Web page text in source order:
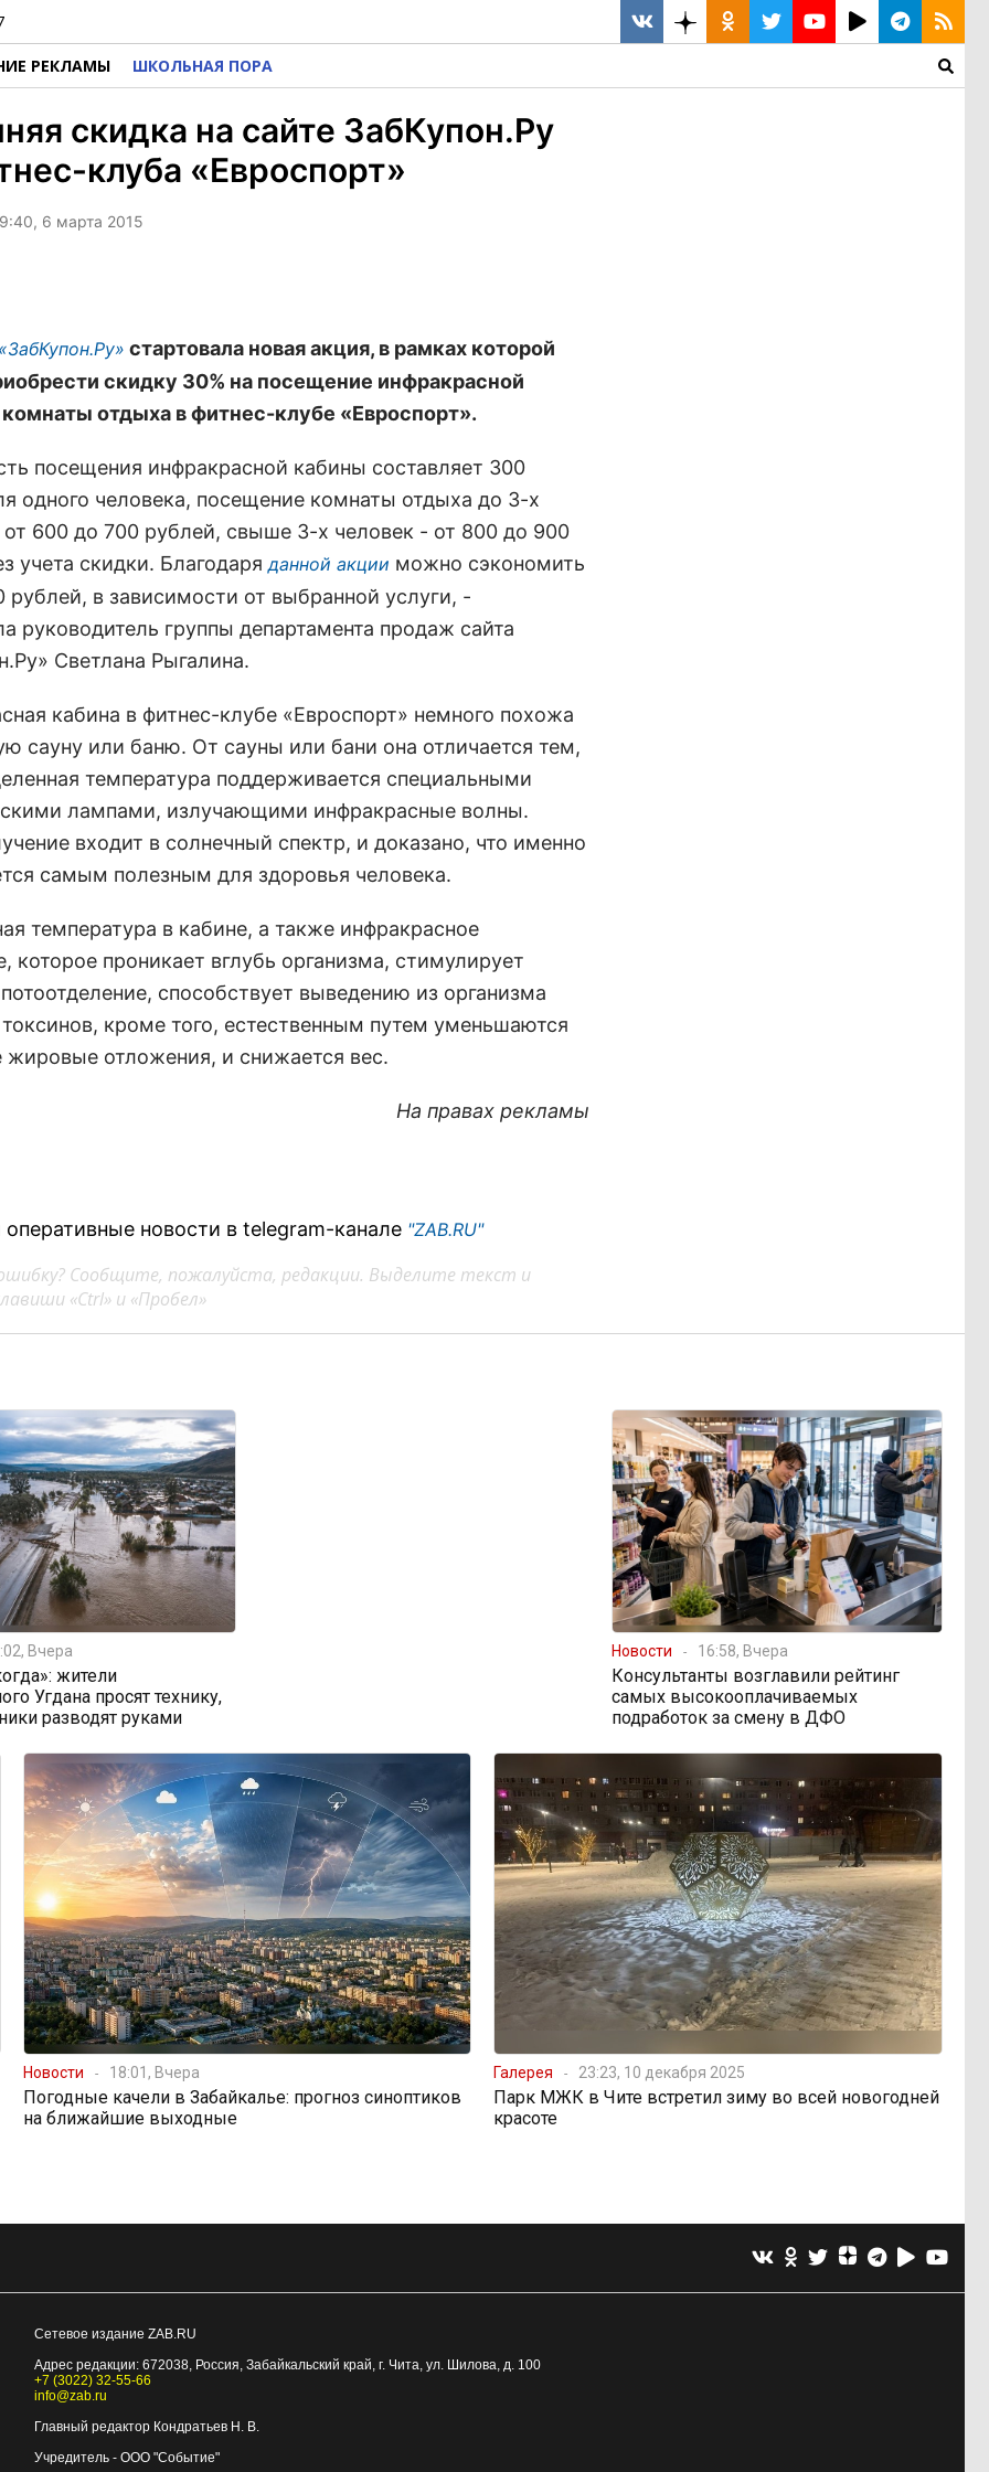
РЕКЛАМЫ ШКОЛЬНАЯ ПОРА
скидка на сайте ЗабКупон.Ру
клуба «Евроспорт»
6 марта 2015
«ЗабКупон.Ру» стартовала новая акция, в рамках которой
скидку 30% на посещение инфракрасной
отдыха в фитнес-клубе «Евроспорт».
посещения инфракрасной кабины составляет 300
одного человека, посещение комнаты отдыха до 3-х
от 600 до 700 рублей, свыше 3-х человек - от 800 до 900
учета скидки. Благодаря данной акции можно сэкономить
рублей, в зависимости от выбранной услуги, -
руководитель группы департамента продаж сайта
Светлана Рыгалина.
кабина в фитнес-клубе «Евроспорт» немного похожа
сауну или баню. От сауны или бани она отличается тем,
температура поддерживается специальными
лампами, излучающими инфракрасные волны.
входит в солнечный спектр, и доказано, что именно
самым полезным для здоровья человека.
температура в кабине, а также инфракрасное
которое проникает вглубь организма, стимулирует
способствует выведению из организма
кроме того, естественным путем уменьшаются
жировые отложения, и снижается вес.
На правах рекламы
новости в telegram-канале "ZAB.RU"
Сообщите, пожалуйста, редакции. Выделите текст и
«Ctrl» и «Пробел»
Вчера
жители
Угдана просят технику,
разводят руками
Новости 16:58, Вчера
Консультанты возглавили рейтинг
самых высокооплачиваемых
подработок за смену в ДФО
Новости 18:01, Вчера
Погодные качели в Забайкалье: прогноз синоптиков
на ближайшие выходные
Галерея 23:23, 10 декабря 2025
Парк МЖК в Чите встретил зиму во всей новогодней
красоте
Сетевое издание ZAB.RU
Адрес редакции: 672038, Россия, Забайкальский край, г. Чита, ул. Шилова, д. 100
+7 (3022) 32-55-66
info@zab.ru
Главный редактор Кондратьев Н. В.
Учредитель - ООО "Событие"